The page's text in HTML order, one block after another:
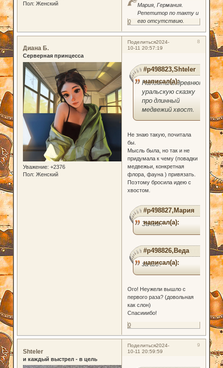
Пол: Женский
Мария, Германия.
Репетитор по такту и
его отсутствию.
0
Поделиться 8
2024-
10-11 20:57:19
Диана Б.
Серверная принцесса
Уважение: +2376
Пол: Женский
#p498823,Shteler
написал(а):
Напомнило древнюю
уральскую сказку
про длинный
медвежий хвост.
Не знаю такую, почитала
бы.
Мысль была, но так и не
придумала к чему (повадки
медвежьи, конкретная
флора, фауна ) привязать.
Поэтому бросила идею с
хвостом.
#p498827,Мария
написал(а):
Зачем?
#p498826,Веда
написал(а):
за шо?
Ого! Неужели вышло с
первого раза? (довольная
как слон)
Спасииибо!
0
Поделиться 9
2024-
10-11 20:59:59
Shteler
и каждый выстрел - в цель